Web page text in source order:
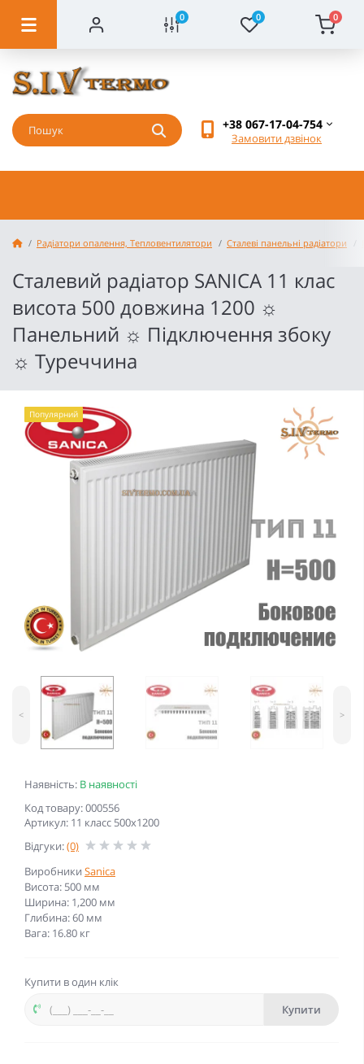
0 0 0
+38 067-17-04-754
Замовити дзвінок
Радіатори опалення, Тепловентилятори Сталеві панельні радіатори
Сталевий радіатор SANICA 11 клас
висота 500 довжина 1200 ☼
Панельний ☼ Підключення збоку
☼ Туреччина
Наявність: В наявності
Код товару: 000556
Артикул: 11 класс 500x1200
Відгуки:(0)
Виробники Sanica
Висота: 500 мм
Ширина: 1,200 мм
Глибина: 60 мм
Вага: 16.80 кг
Популярний
< >
Купити в один клік
Купити